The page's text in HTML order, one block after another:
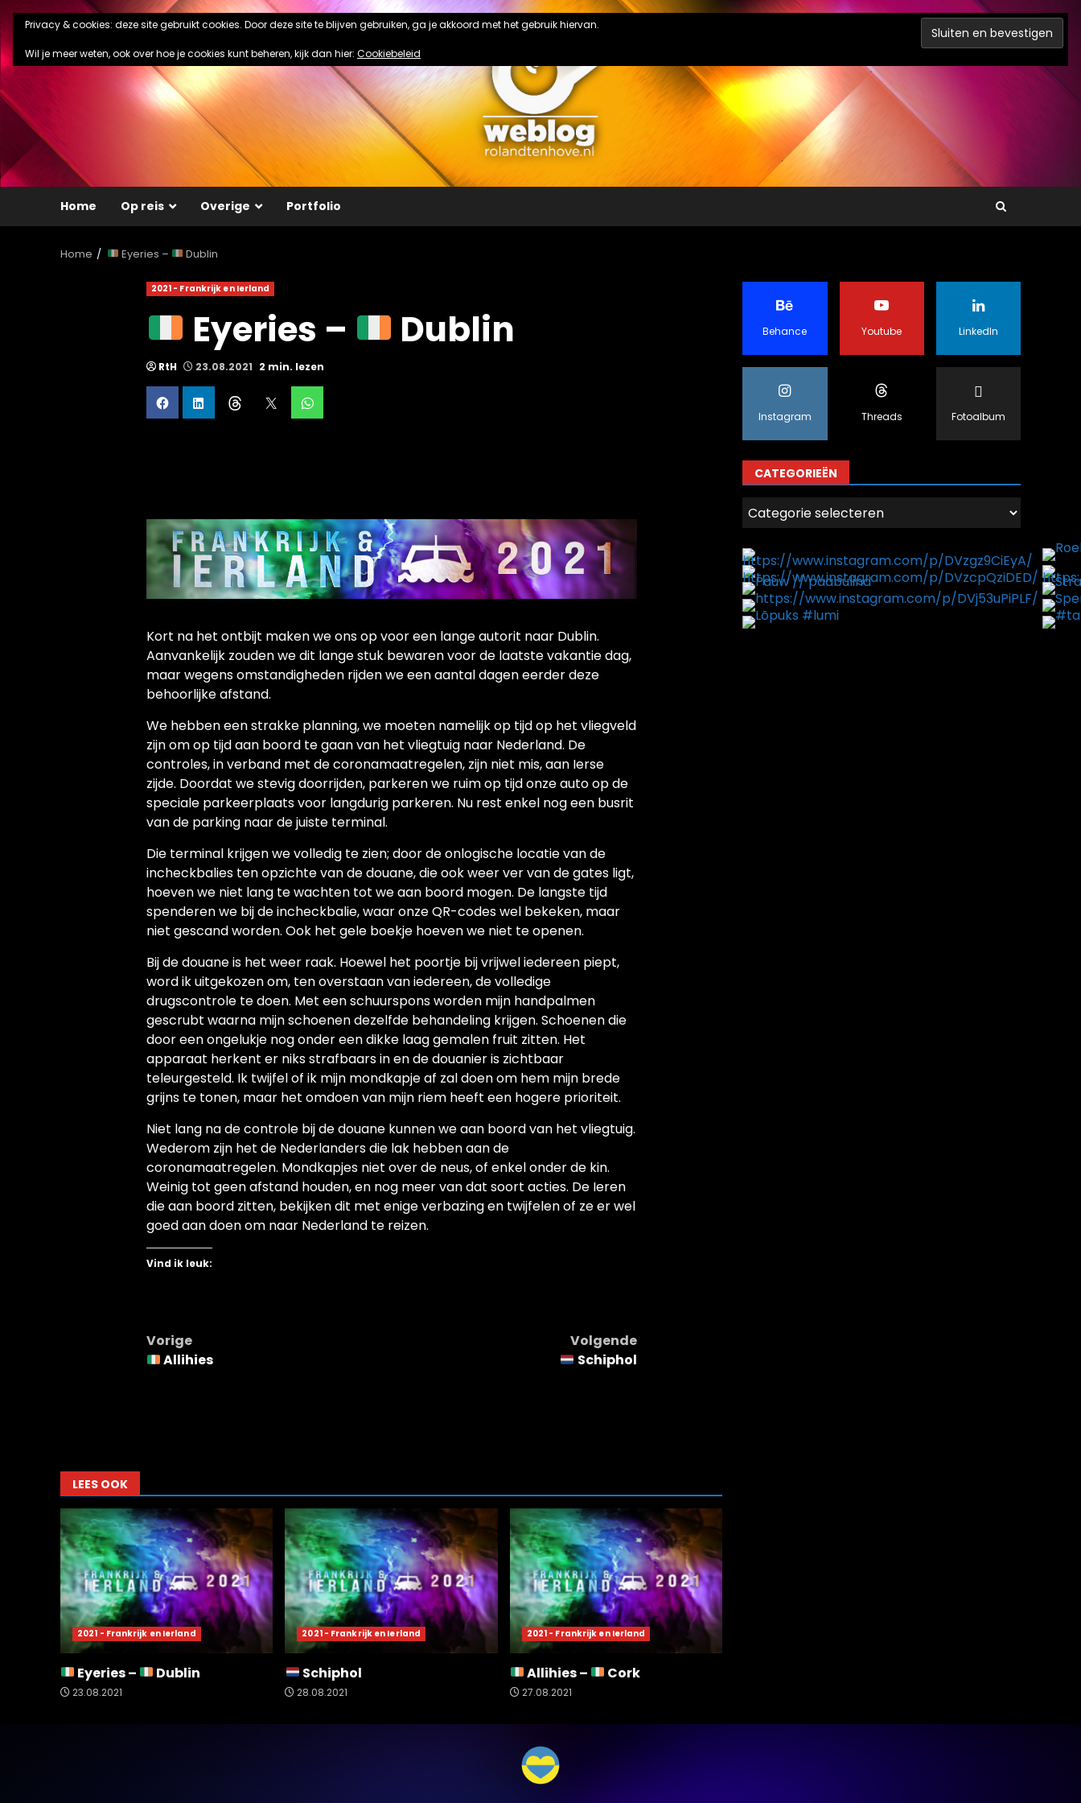
Ga
naar
de
inhoud
Home Op reis Overige Portfolio
Home Eyeries – Dublin
2021 - Frankrijk en Ierland
Eyeries – Dublin
RtH 23.08.2021 2 min. lezen
Kort na het ontbijt maken we ons op voor een lange autorit naar Dublin.
Aanvankelijk zouden we dit lange stuk bewaren voor de laatste vakantie dag,
maar wegens omstandigheden rijden we een aantal dagen eerder deze
behoorlijke afstand.
We hebben een strakke planning, we moeten namelijk op tijd op het vliegveld
zijn om op tijd aan boord te gaan van het vliegtuig naar Nederland. De
controles, in verband met de coronamaatregelen, zijn niet mis, aan Ierse
zijde. Doordat we stevig doorrijden, parkeren we ruim op tijd onze auto op de
speciale parkeerplaats voor langdurig parkeren. Nu rest enkel nog een busrit
van de parking naar de juiste terminal.
Die terminal krijgen we volledig te zien; door de onlogische locatie van de
incheckbalies ten opzichte van de douane, die ook weer ver van de gates ligt,
hoeven we niet lang te wachten tot we aan boord mogen. De langste tijd
spenderen we bij de incheckbalie, waar onze QR-codes wel bekeken, maar
niet gescand worden. Ook het gele boekje hoeven we niet te openen.
Bij de douane is het weer raak. Hoewel het poortje bij vrijwel iedereen piept,
word ik uitgekozen om, ten overstaan van iedereen, de volledige
drugscontrole te doen. Met een schuurspons worden mijn handpalmen
gescrubt waarna mijn schoenen dezelfde behandeling krijgen. Schoenen die
door een ongelukje nog onder een dikke laag gemalen fruit zitten. Het
apparaat herkent er niks strafbaars in en de douanier is zichtbaar
teleurgesteld. Ik twijfel of ik mijn mondkapje af zal doen om hem mijn brede
grijns te tonen, maar het omdoen van mijn riem heeft een hogere prioriteit.
Niet lang na de controle bij de douane kunnen we aan boord van het vliegtuig.
Wederom zijn het de Nederlanders die lak hebben aan de
coronamaatregelen. Mondkapjes niet over de neus, of enkel onder de kin.
Weinig tot geen afstand houden, en nog meer van dat soort acties. De Ieren
die aan boord zitten, bekijken dit met enige verbazing en twijfelen of ze er wel
goed aan doen om naar Nederland te reizen.
Vind ik leuk:
Bericht
Vorige
Allihies
Volgende
Schiphol
LEES OOK
2021 - Frankrijk en Ierland
Eyeries – Dublin
23.08.2021
2021 - Frankrijk en Ierland
Schiphol
28.08.2021
2021 - Frankrijk en Ierland
Allihies – Cork
27.08.2021
Behance Youtube LinkedIn
Instagram Threads Fotoalbum
CATEGORIEËN
Categorieën
Privacy & cookies: deze site gebruikt cookies. Door deze site te blijven gebruiken, ga je akkoord met het gebruik hiervan.
Wil je meer weten, ook over hoe je cookies kunt beheren, kijk dan hier: Cookiebeleid